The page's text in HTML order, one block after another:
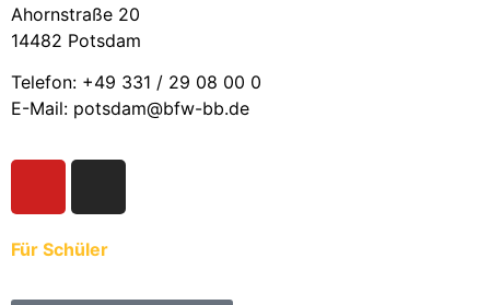
Ahornstraße 20
14482 Potsdam
Telefon: +49 331 / 29 08 00 0
E-Mail: potsdam@bfw-bb.de
Für Schüler